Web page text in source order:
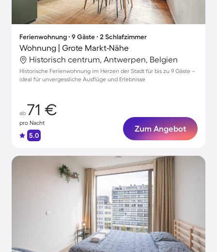
Ferienwohnung ∙ 9 Gäste ∙ 2 Schlafzimmer
Wohnung | Grote Markt-Nähe
Historisch centrum, Antwerpen, Belgien
Historische Ferienwohnung im Herzen der Stadt für bis zu 9 Gäste –
ideal für unvergessliche Ausflüge und Erlebnisse
ab 71 €
pro Nacht
5.0
Zum Angebot